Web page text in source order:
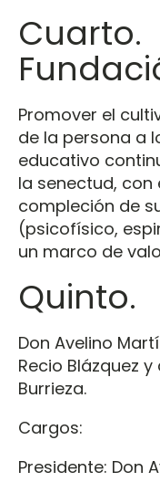
Cuarto.
Promover el
de la persona a
educativo
la senectud, con
compleción de
(psicofísico,
un marco de
Quinto.
Don Avelino
Recio Blázquez
Burrieza.
Cargos:
Presidente: Don